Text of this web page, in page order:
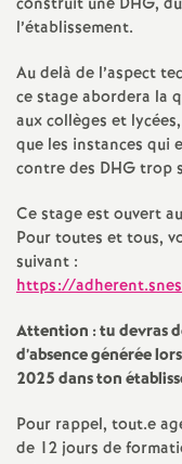
l’établissement.
Au delà de l’aspect
ce stage abordera la
aux collèges et
que les instances qui
contre des DHGtrop
Ce stage est ouvert
Pour toutes et tous,
suivant :
https://
Attention : tu devras
d’absence générée
2025 dans ton
Pour rappel, tout.e
de 12 jours de